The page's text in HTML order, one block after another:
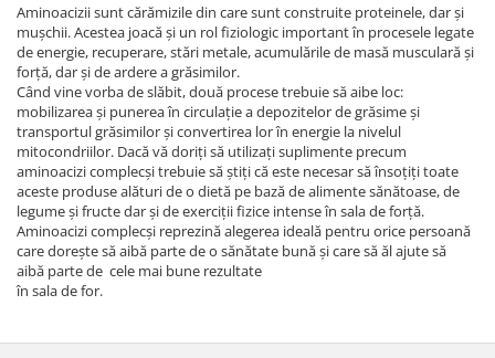
Aminoacizii sunt cărămizile din care sunt construite proteinele, dar și
mușchii. Acestea joacă și un rol fiziologic important în procesele legate
de energie, recuperare, stări metale, acumulările de masă musculară și
forță, dar și de ardere a grăsimilor.
Când vine vorba de slăbit, două procese trebuie să aibe loc:
mobilizarea și punerea în circulație a depozitelor de grăsime și
transportul grăsimilor și convertirea lor în energie la nivelul
mitocondriilor. Dacă vă doriți să utilizați suplimente precum
aminoacizi complecși trebuie să știți că este necesar să însoțiți toate
aceste produse alături de o dietă pe bază de alimente sănătoase, de
legume și fructe dar și de exerciții fizice intense în sala de forță.
Aminoacizi complecși reprezină alegerea ideală pentru orice persoană
care dorește să aibă parte de o sănătate bună și care să ăl ajute să
aibă parte de cele mai bune rezultate
în sala de for.